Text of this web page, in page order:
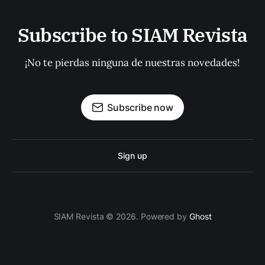
Subscribe to SIAM Revista
¡No te pierdas ninguna de nuestras novedades!
Subscribe now
Sign up
SIAM Revista © 2026. Powered by Ghost